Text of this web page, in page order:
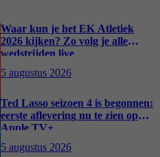
Waar kun je het EK Atletiek
2026 kijken? Zo volg je alle
wedstrijden live
5 augustus 2026
Ted Lasso seizoen 4 is begonnen:
eerste aflevering nu te zien op
Apple TV+
5 augustus 2026